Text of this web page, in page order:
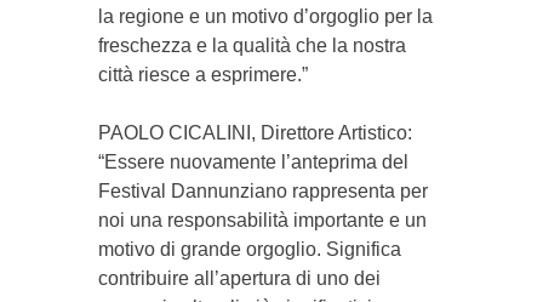
la regione e un motivo d’orgoglio per la
freschezza e la qualità che la nostra
città riesce a esprimere.”
PAOLO CICALINI, Direttore Artistico:
“Essere nuovamente l’anteprima del
Festival Dannunziano rappresenta per
noi una responsabilità importante e un
motivo di grande orgoglio. Significa
contribuire all’apertura di uno dei